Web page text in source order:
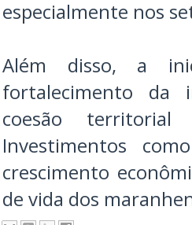
especialmente nos
Além disso, a
fortalecimento da
coesão territorial
Investimentos
crescimento
de vida dos